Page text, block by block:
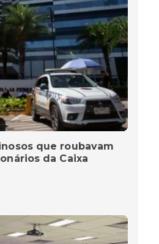
que roubavam
da Caixa